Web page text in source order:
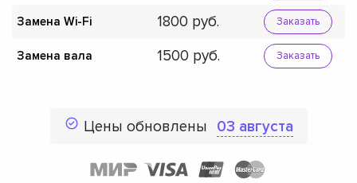
Замена Wi-Fi 1800 Заказать
Замена вала 1500 Заказать
Цены обновлены 03 августа